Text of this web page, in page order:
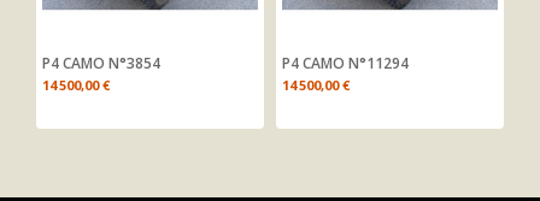
P4 CAMO N°3854
14 500,00 €
P4 CAMO N°11294
14 500,00 €